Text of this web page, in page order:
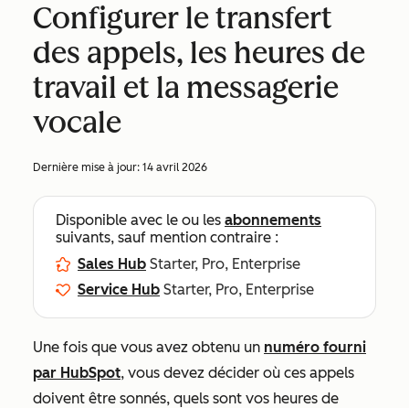
Configurer le transfert
des appels, les heures de
travail et la messagerie
vocale
Dernière mise à jour: 14 avril 2026
Disponible avec le ou les abonnements
suivants, sauf mention contraire :
Sales Hub Starter, Pro, Enterprise
Service Hub Starter, Pro, Enterprise
Une fois que vous avez obtenu un numéro fourni
par HubSpot, vous devez décider où ces appels
doivent être sonnés, quels sont vos heures de